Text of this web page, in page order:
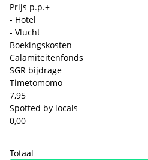
Prijs p.p.+
- Hotel
- Vlucht
Boekingskosten
Calamiteitenfonds
SGR bijdrage
Timetomomo
7,95
Spotted by locals
0,00
Totaal